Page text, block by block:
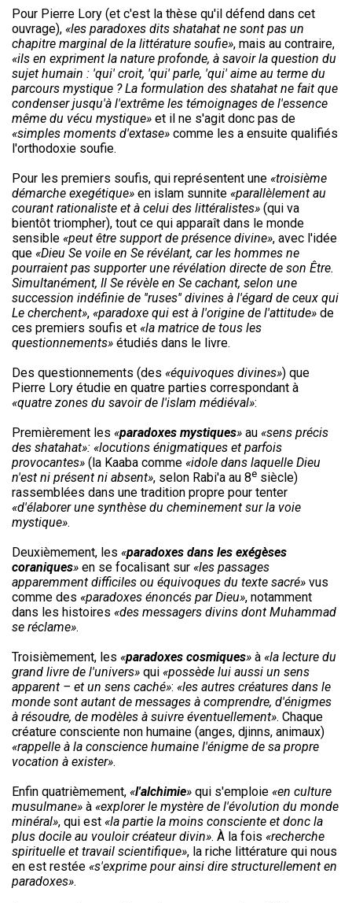
Pour Pierre Lory (et c'est la thèse qu'il défend dans cet
ouvrage), «les paradoxes dits shatahat ne sont pas un
chapitre marginal de la littérature soufie», mais au contraire,
«ils en expriment la nature profonde, à savoir la question du
sujet humain : 'qui' croit, 'qui' parle, 'qui' aime au terme du
parcours mystique ? La formulation des shatahat ne fait que
condenser jusqu'à l'extrême les témoignages de l'essence
même du vécu mystique» et il ne s'agit donc pas de
«simples moments d'extase» comme les a ensuite qualifiés
l'orthodoxie soufie.
Pour les premiers soufis, qui représentent une «troisième
démarche exegétique» en islam sunnite «parallèlement au
courant rationaliste et à celui des littéralistes» (qui va
bientôt triompher), tout ce qui apparaît dans le monde
sensible «peut être support de présence divine», avec l'idée
que «Dieu Se voile en Se révélant, car les hommes ne
pourraient pas supporter une révélation directe de son Être.
Simultanément, Il Se révèle en Se cachant, selon une
succession indéfinie de ''ruses'' divines à l'égard de ceux qui
Le cherchent», «paradoxe qui est à l'origine de l'attitude» de
ces premiers soufis et «la matrice de tous les
questionnements» étudiés dans le livre.
Des questionnements (des «équivoques divines») que
Pierre Lory étudie en quatre parties correspondant à
«quatre zones du savoir de l'islam médiéval»:
Premièrement les «paradoxes mystiques» au «sens précis
des shatahat»: «locutions énigmatiques et parfois
provocantes» (la Kaaba comme «idole dans laquelle Dieu
n'est ni présent ni absent», selon Rabi'a au 8e siècle)
rassemblées dans une tradition propre pour tenter
«d'élaborer une synthèse du cheminement sur la voie
mystique».
Deuxièmement, les «paradoxes dans les exégèses
coraniques» en se focalisant sur «les passages
apparemment difficiles ou équivoques du texte sacré» vus
comme des «paradoxes énoncés par Dieu», notamment
dans les histoires «des messagers divins dont Muhammad
se réclame».
Troisièmement, les «paradoxes cosmiques» à «la lecture du
grand livre de l'univers» qui «possède lui aussi un sens
apparent – et un sens caché»: «les autres créatures dans le
monde sont autant de messages à comprendre, d'énigmes
à résoudre, de modèles à suivre éventuellement». Chaque
créature consciente non humaine (anges, djinns, animaux)
«rappelle à la conscience humaine l'énigme de sa propre
vocation à exister».
Enfin quatrièmement, «l'alchimie» qui s'emploie «en culture
musulmane» à «explorer le mystère de l'évolution du monde
minéral», qui est «la partie la moins consciente et donc la
plus docile au vouloir créateur divin». À la fois «recherche
spirituelle et travail scientifique», la riche littérature qui nous
en est restée «s'exprime pour ainsi dire structurellement en
paradoxes».